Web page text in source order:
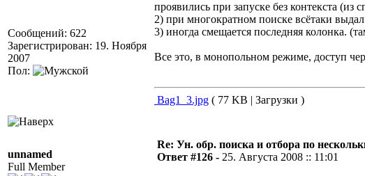
Сообщений: 622
Зарегистрирован: 19. Ноября
2007
Пол:
проявились при запуске без контекста (из
2) при многократном поиске всётаки
3) иногда смещается последняя колонка.
Все это, в монопольном режиме, доступ
Bag1_3.jpg ( 77 KB | Загрузки )
unnamed
Full Member
Re: Ун. обр. поиска и отбора по
Ответ #126 - 25. Августа 2008 :: 11:01